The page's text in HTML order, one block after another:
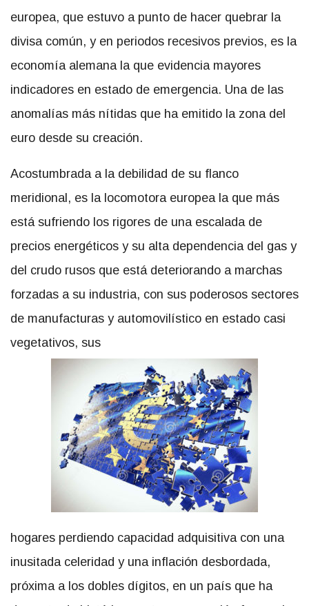
europea, que estuvo a punto de hacer quebrar la
divisa común, y en periodos recesivos previos, es la
economía alemana la que evidencia mayores
indicadores en estado de emergencia. Una de las
anomalías más nítidas que ha emitido la zona del
euro desde su creación.
Acostumbrada a la debilidad de su flanco
meridional, es la locomotora europea la que más
está sufriendo los rigores de una escalada de
precios energéticos y su alta dependencia del gas y
del crudo rusos que está deteriorando a marchas
forzadas a su industria, con sus poderosos sectores
de manufacturas y automovilístico en estado casi
vegetativos, sus
hogares perdiendo capacidad adquisitiva con una
inusitada celeridad y una inflación desbordada,
próxima a los dobles dígitos, en un país que ha